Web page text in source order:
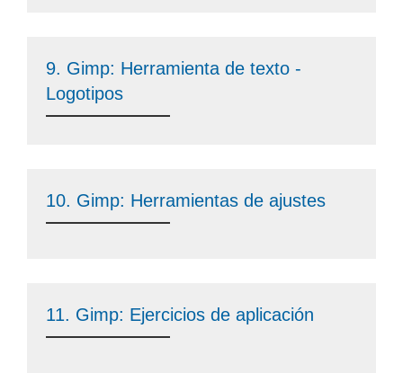
9. Gimp: Herramienta de texto -
Logotipos
10. Gimp: Herramientas de ajustes
11. Gimp: Ejercicios de aplicación